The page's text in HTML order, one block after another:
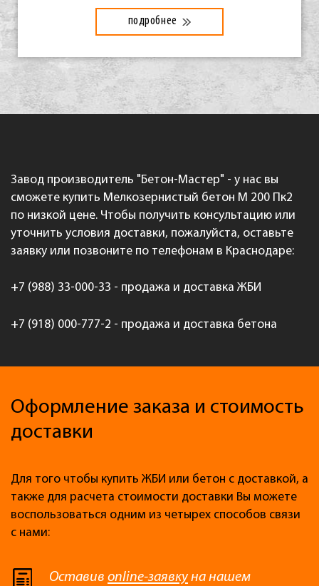
подробнее
Завод производитель "Бетон-Мастер" - у нас вы
сможете купить Мелкозернистый бетон М 200 Пк2
по низкой цене. Чтобы получить консультацию или
уточнить условия доставки, пожалуйста, оставьте
заявку или позвоните по телефонам в Краснодаре:
+7 (988) 33-000-33 - продажа и доставка ЖБИ
+7 (918) 000-777-2 - продажа и доставка бетона
Оформление заказа и стоимость
доставки
Для того чтобы купить ЖБИ или бетон с доставкой, а
также для расчета стоимости доставки Вы можете
воспользоваться одним из четырех способов связи
с нами:
Оставив online-заявкуна нашем